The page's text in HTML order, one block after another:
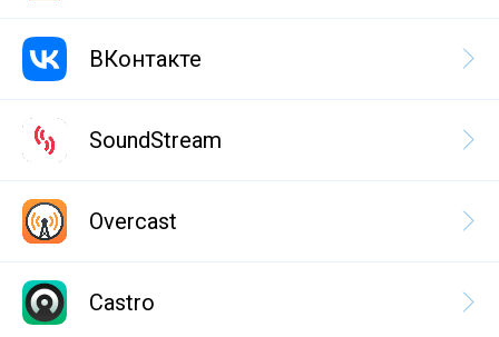
ВКонтакте
SoundStream
Overcast
Castro